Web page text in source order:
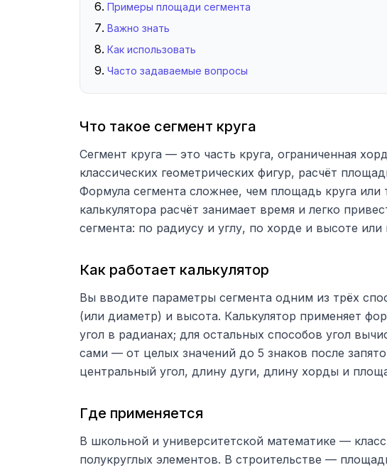
Примеры площади сегмента
Важно знать
Как использовать
Часто задаваемые вопросы
Что такое сегмент круга
Сегмент круга — это часть круга, ограниченная
классических геометрических фигур, расчёт
Формула сегмента сложнее, чем площадь круга или
калькулятора расчёт занимает время и легко
сегмента: по радиусу и углу, по хорде и высоте
Как работает калькулятор
Вы вводите параметры сегмента одним из трёх
(или диаметр) и высота. Калькулятор применяет
угол в радианах; для остальных способов угол
сами — от целых значений до 5 знаков после
центральный угол, длину дуги, длину хорды и
Где применяется
В школьной и университетской математике —
полукруглых элементов. В строительстве —